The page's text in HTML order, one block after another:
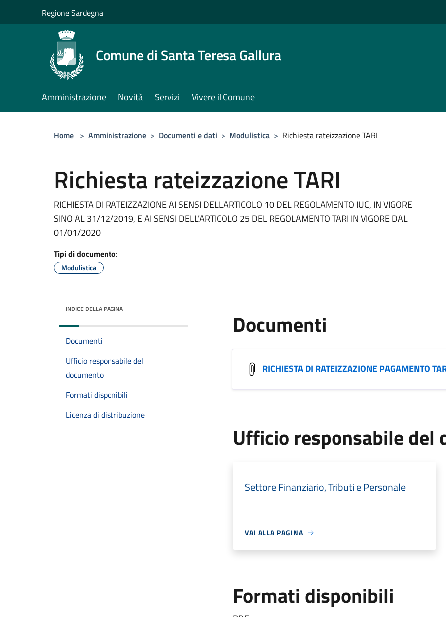
Regione Sardegna
Comune di Santa Teresa Gallura
Amministrazione Novità Servizi Vivere il Comune
Home > Amministrazione > Documenti e dati > Modulistica > Richiesta rateizzazione TARI
Richiesta rateizzazione TARI
RICHIESTA DI RATEIZZAZIONE AI SENSI DELL’ARTICOLO 10 DEL REGOLAMENTO IUC, IN VIGORE
SINO AL 31/12/2019, E AI SENSI DELL’ARTICOLO 25 DEL REGOLAMENTO TARI IN VIGORE DAL
01/01/2020
Tipi di documento:
Modulistica
INDICE DELLA PAGINA
Documenti
Ufficio responsabile del
documento
Formati disponibili
Licenza di distribuzione
Documenti
RICHIESTA DI RATEIZZAZIONE PAGAMENTO
Ufficio responsabile del
Settore Finanziario, Tributi e Personale
VAI ALLA PAGINA
Formati disponibili